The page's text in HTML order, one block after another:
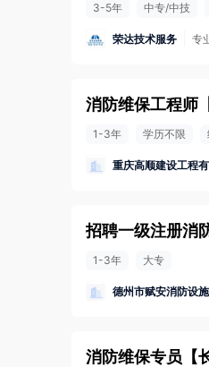
3-5年 中专/中技
荣达技术服务 专
消防维保工程师
1-3年 学历不限
重庆高顺建设工程
招聘一级注册消
1-3年 大专
德州市赋安消防设
消防维保专员 【